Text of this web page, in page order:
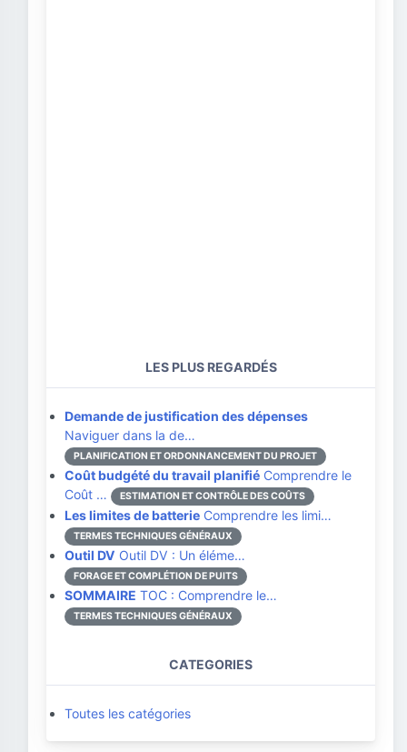
LES PLUS REGARDÉS
Demande de justification des dépenses
Naviguer dans la de…
PLANIFICATION ET ORDONNANCEMENT DU PROJET
Coût budgété du travail planifié Comprendre le
Coût …
ESTIMATION ET CONTRÔLE DES COÛTS
Les limites de batterie Comprendre les limi…
TERMES TECHNIQUES GÉNÉRAUX
Outil DV Outil DV : Un éléme…
FORAGE ET COMPLÉTION DE PUITS
SOMMAIRE TOC : Comprendre le…
TERMES TECHNIQUES GÉNÉRAUX
CATEGORIES
Toutes les catégories